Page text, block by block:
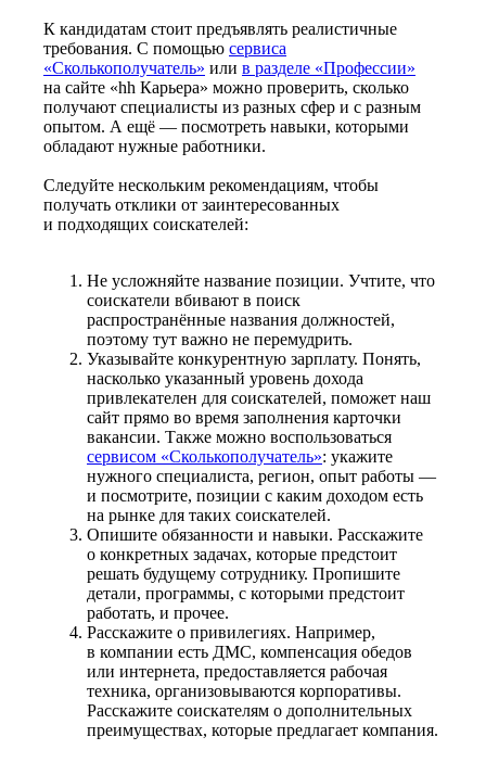
К кандидатам стоит предъявлять реалистичные
требования. С помощью сервиса
«Сколькополучатель» или в разделе «Профессии»
на сайте «hh Карьера» можно проверить, сколько
получают специалисты из разных сфер и с разным
опытом. А ещё — посмотреть навыки, которыми
обладают нужные работники.
Следуйте нескольким рекомендациям, чтобы
получать отклики от заинтересованных
и подходящих соискателей:
Не усложняйте название позиции. Учтите, что
соискатели вбивают в поиск
распространённые названия должностей,
поэтому тут важно не перемудрить.
Указывайте конкурентную зарплату. Понять,
насколько указанный уровень дохода
привлекателен для соискателей, поможет наш
сайт прямо во время заполнения карточки
вакансии. Также можно воспользоваться
сервисом «Сколькополучатель»: укажите
нужного специалиста, регион, опыт работы —
и посмотрите, позиции с каким доходом есть
на рынке для таких соискателей.
Опишите обязанности и навыки. Расскажите
о конкретных задачах, которые предстоит
решать будущему сотруднику. Пропишите
детали, программы, с которыми предстоит
работать, и прочее.
Расскажите о привилегиях. Например,
в компании есть ДМС, компенсация обедов
или интернета, предоставляется рабочая
техника, организовываются корпоративы.
Расскажите соискателям о дополнительных
преимуществах, которые предлагает компания.